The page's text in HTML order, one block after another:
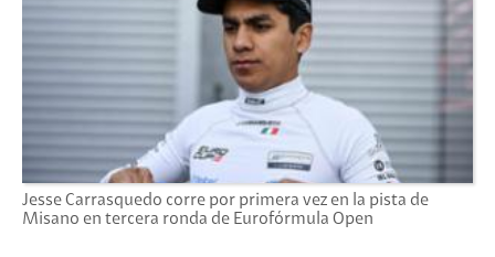
Jesse Carrasquedo corre por primera vez en la pista de
Misano en tercera ronda de Eurofórmula Open